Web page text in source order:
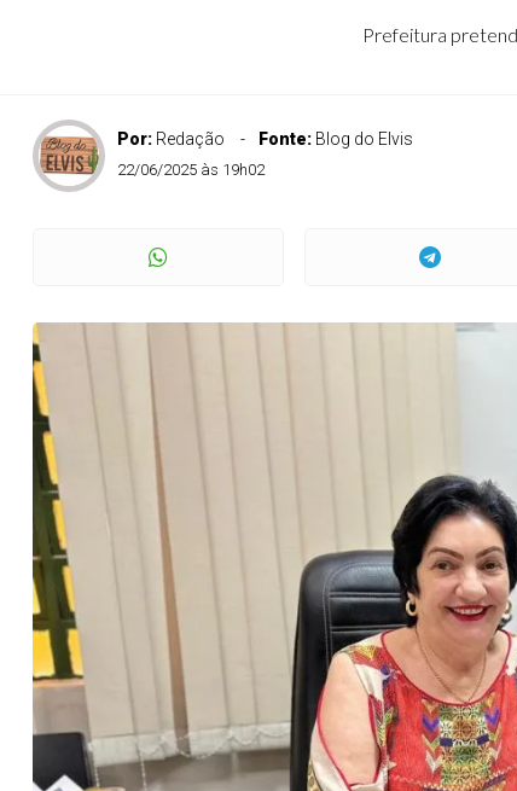
Prefeitura
Por: Redação Fonte: Blog do Elvis
22/06/2025 às 19h02